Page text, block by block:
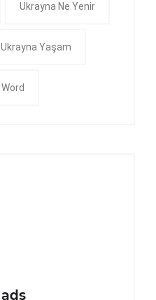
Ukrayna Ne Yenir
Ukrayna Yaşam
Word